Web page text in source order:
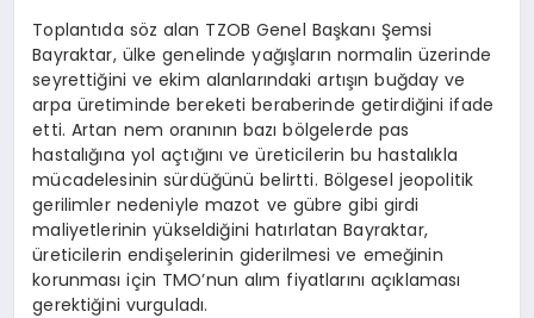
Toplantıda söz alan TZOB Genel Başkanı Şemsi
Bayraktar, ülke genelinde yağışların normalin üzerinde
seyrettiğini ve ekim alanlarındaki artışın buğday ve
arpa üretiminde bereketi beraberinde getirdiğini ifade
etti. Artan nem oranının bazı bölgelerde pas
hastalığına yol açtığını ve üreticilerin bu hastalıkla
mücadelesinin sürdüğünü belirtti. Bölgesel jeopolitik
gerilimler nedeniyle mazot ve gübre gibi girdi
maliyetlerinin yükseldiğini hatırlatan Bayraktar,
üreticilerin endişelerinin giderilmesi ve emeğinin
korunması için TMO’nun alım fiyatlarını açıklaması
gerektiğini vurguladı.